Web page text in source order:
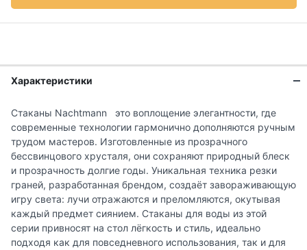
Характеристики
Стаканы Nachtmann это воплощение элегантности, где
современные технологии гармонично дополняются ручным
трудом мастеров. Изготовленные из прозрачного
бессвинцового хрусталя, они сохраняют природный блеск
и прозрачность долгие годы. Уникальная техника резки
граней, разработанная брендом, создаёт завораживающую
игру света: лучи отражаются и преломляются, окутывая
каждый предмет сиянием. Стаканы для воды из этой
серии привносят на стол лёгкость и стиль, идеально
подходя как для повседневного использования, так и для